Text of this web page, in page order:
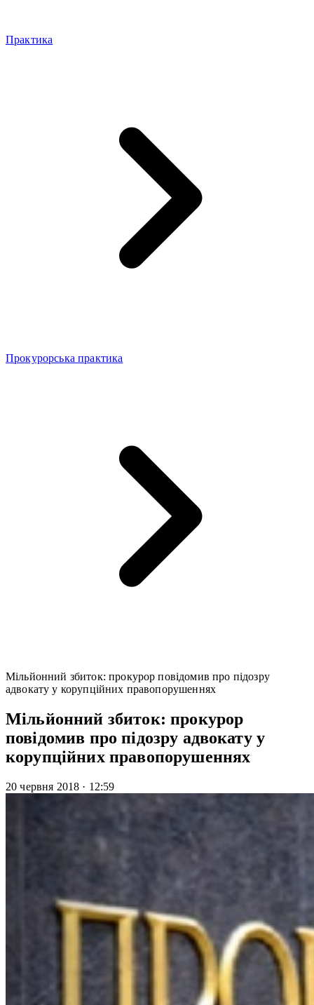
Практика
Прокурорська практика
Мільйонний збиток: прокурор повідомив про підозру
адвокату у корупційних правопорушеннях
Мільйонний збиток: прокурор
повідомив про підозру адвокату у
корупційних правопорушеннях
20 червня 2018 · 12:59